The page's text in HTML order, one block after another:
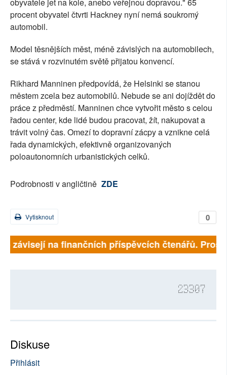
obyvatele jet na kole, anebo veřejnou dopravou." 65
procent obyvatel čtvrti Hackney nyní nemá soukromý
automobil.
Model těsnějších měst, méně závislých na automobilech,
se stává v rozvinutém světě přijatou konvencí.
Rikhard Manninen předpovídá, že Helsinki se stanou
městem zcela bez automobilů. Nebude se ani dojíždět do
práce z předměstí. Manninen chce vytvořit město s celou
řadou center, kde lidé budou pracovat, žít, nakupovat a
trávit volný čas. Omezí to dopravní zácpy a vznikne celá
řada dynamických, efektivně organizovaných
poloautonomních urbanistických celků.
Podrobnosti v angličtině ZDE
0
Vytisknout
závisejí na finančních příspěvcích čtenářů.
23307
Diskuse
Přihlásit